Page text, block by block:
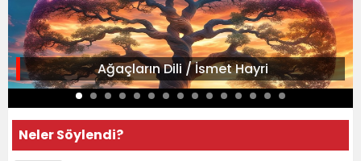
Ağaçların Dili / İsmet Hayri
Neler Söylendi?